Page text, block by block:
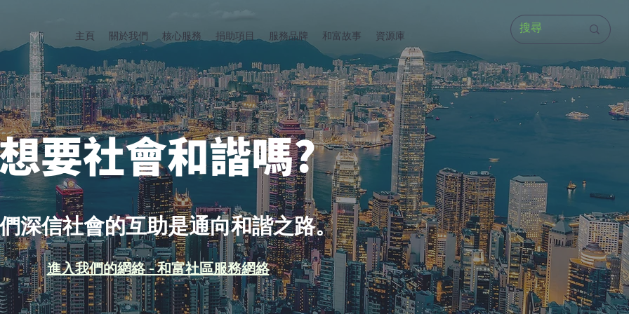
主頁 關於我們 核心服務 捐助項目 服務品牌 和富故事 資源庫
要社會和諧嗎?
深信社會的互助是通向和諧之路。
進入我們的網絡 - 和富社區服務網絡